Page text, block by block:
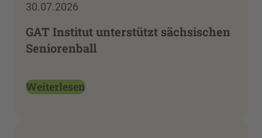
30.07.2026
GAT Institut unterstützt sächsischen
Seniorenball
Weiterlesen